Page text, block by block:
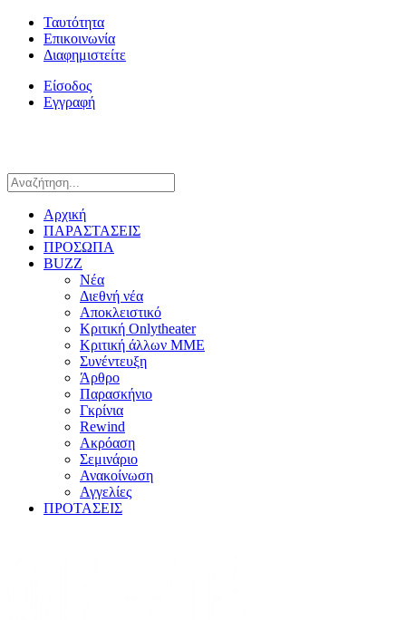
Ταυτότητα
Επικοινωνία
Διαφημιστείτε
Είσοδος
Εγγραφή
Αρχική
ΠΑΡΑΣΤΑΣΕΙΣ
ΠΡΟΣΩΠΑ
BUZZ
Νέα
Διεθνή νέα
Αποκλειστικό
Κριτική Onlytheater
Κριτική άλλων ΜΜΕ
Συνέντευξη
Άρθρο
Παρασκήνιο
Γκρίνια
Rewind
Ακρόαση
Σεμινάριο
Ανακοίνωση
Αγγελίες
ΠΡΟΤΑΣΕΙΣ